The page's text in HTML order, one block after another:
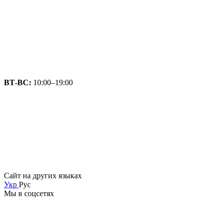
ВТ-ВС: 10:00–19:00
Сайт на других языках
Укр Рус
Мы в соцсетях